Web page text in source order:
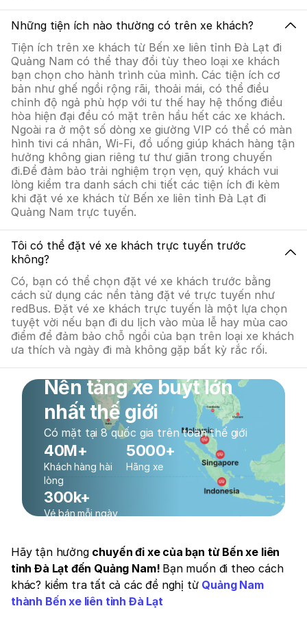
Những tiện ích nào thường có trên xe khách?
Tiện ích trên xe khách từ Bến xe liên tỉnh Đà Lạt đi
Quảng Nam có thể thay đổi tùy theo loại xe khách
bạn chọn cho hành trình của mình. Các tiện ích cơ
bản như ghế ngồi rộng rãi, thoải mái, có thể điều
chỉnh độ ngả phù hợp với tư thế hay hệ thống điều
hòa hiện đại đều có mặt trên hầu hết các xe khách.
Ngoài ra ở một số dòng xe giường VIP có thể có màn
hình tivi cá nhân, Wi-Fi, đồ uống giúp khách hàng tận
hưởng không gian riêng tư thư giãn trong chuyến
đi.Để đảm bảo trải nghiệm trọn vẹn, quý khách vui
lòng kiểm tra danh sách chi tiết các tiện ích đi kèm
khi đặt vé xe khách từ Bến xe liên tỉnh Đà Lạt đi
Quảng Nam trực tuyến.
Tôi có thể đặt vé xe khách trực tuyến trước
không?
Có, bạn có thể chọn đặt vé xe khách trước bằng
cách sử dụng các nền tảng đặt vé trực tuyến như
redBus. Đặt vé xe khách trực tuyến là một lựa chọn
tuyệt vời nếu bạn đi du lịch vào mùa lễ hay mùa cao
điểm để đảm bảo chỗ ngồi của bạn trên loại xe khách
ưa thích và ngày đi mà không gặp bất kỳ rắc rối.
Nền tảng xe buýt lớn
nhất thế giới
Có mặt tại 8 quốc gia trên toàn thế giới
40M+
Khách hàng hài
lòng
5000+
Hãng xe
300k+
Vé bán mỗi ngày
Hãy tận hưởng chuyến đi xe của bạn từ Bến xe liên
tỉnh Đà Lạt đến Quảng Nam! Bạn muốn đi theo cách
khác? kiểm tra tất cả các đề nghị từ Quảng Nam
thành Bến xe liên tỉnh Đà Lạt